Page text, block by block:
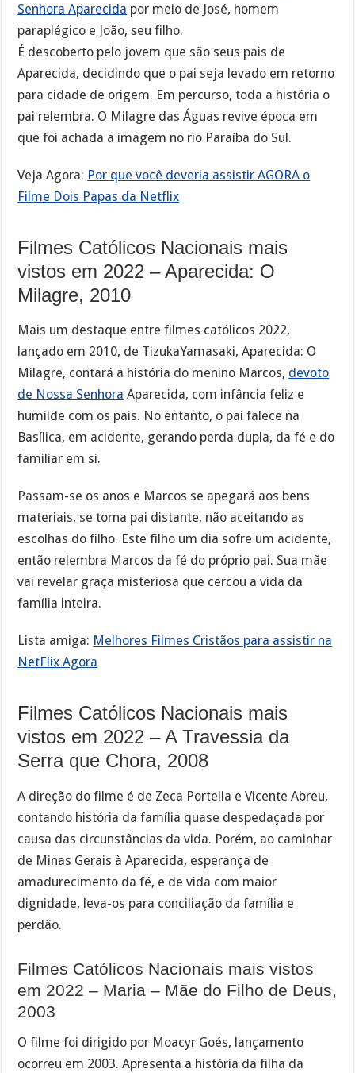
Senhora Aparecida por meio de José, homem
paraplégico e João, seu filho.
É descoberto pelo jovem que são seus pais de
Aparecida, decidindo que o pai seja levado em retorno
para cidade de origem. Em percurso, toda a história o
pai relembra. O Milagre das Águas revive época em
que foi achada a imagem no rio Paraíba do Sul.
Veja Agora: Por que você deveria assistir AGORA o
Filme Dois Papas da Netflix
Filmes Católicos Nacionais mais
vistos em 2022 – Aparecida: O
Milagre, 2010
Mais um destaque entre filmes católicos 2022,
lançado em 2010, de TizukaYamasaki, Aparecida: O
Milagre, contará a história do menino Marcos, devoto
de Nossa Senhora Aparecida, com infância feliz e
humilde com os pais. No entanto, o pai falece na
Basílica, em acidente, gerando perda dupla, da fé e do
familiar em si.
Passam-se os anos e Marcos se apegará aos bens
materiais, se torna pai distante, não aceitando as
escolhas do filho. Este filho um dia sofre um acidente,
então relembra Marcos da fé do próprio pai. Sua mãe
vai revelar graça misteriosa que cercou a vida da
família inteira.
Lista amiga: Melhores Filmes Cristãos para assistir na
NetFlix Agora
Filmes Católicos Nacionais mais
vistos em 2022 – A Travessia da
Serra que Chora, 2008
A direção do filme é de Zeca Portella e Vicente Abreu,
contando história da família quase despedaçada por
causa das circunstâncias da vida. Porém, ao caminhar
de Minas Gerais à Aparecida, esperança de
amadurecimento da fé, e de vida com maior
dignidade, leva-os para conciliação da família e
perdão.
Filmes Católicos Nacionais mais vistos
em 2022 – Maria – Mãe do Filho de Deus,
2003
O filme foi dirigido por Moacyr Goés, lançamento
ocorreu em 2003. Apresenta a história da filha da